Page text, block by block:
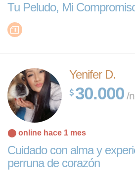
Tu Peludo, Mi
Yenifer D.
30.000 /
⬤ online hace 1 mes
Cuidado con alma y
perruna de corazón